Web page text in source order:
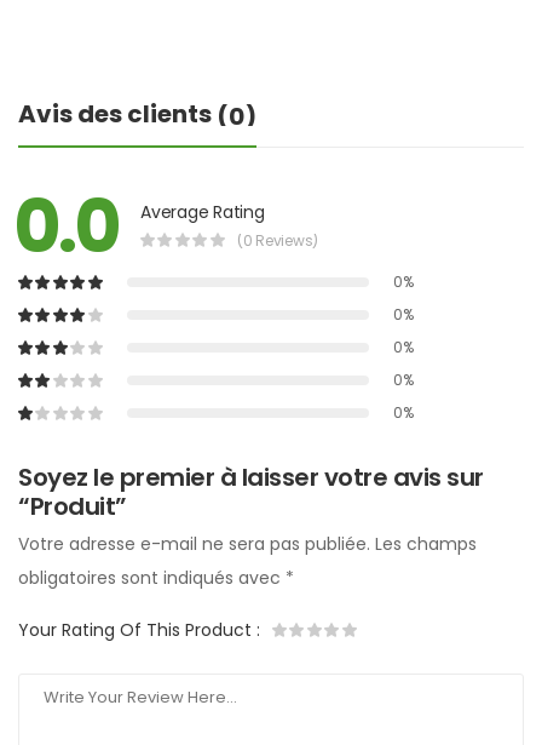
Avis des clients (0)
0.0 Average Rating
(0 Reviews)
0%
0%
0%
0%
0%
Soyez le premier à laisser votre avis sur
“Produit”
Votre adresse e-mail ne sera pas publiée. Les champs
obligatoires sont indiqués avec *
Your Rating Of This Product :